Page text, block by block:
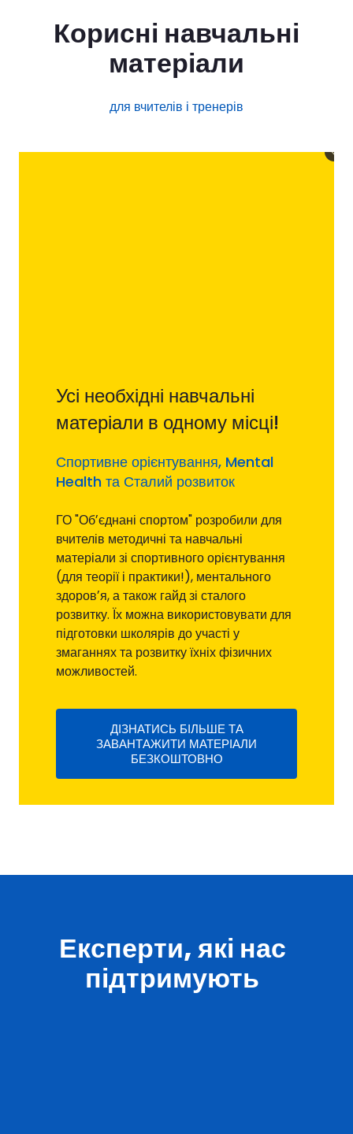
Корисні навчальні
матеріали
для вчителів і тренерів
Усі необхідні навчальні
матеріали в одному місці!
Спортивне орієнтування, Mental
Health та Сталий розвиток
ГО "Обʼєднані спортом" розробили для
вчителів методичні та навчальні
матеріали зі спортивного орієнтування
(для теорії і практики!), ментального
здоровʼя, а також гайд зі сталого
розвитку. Їх можна використовувати для
підготовки школярів до участі у
змаганнях та розвитку їхніх фізичних
можливостей.
ДІЗНАТИСЬ БІЛЬШЕ ТА
ЗАВАНТАЖИТИ МАТЕРІАЛИ
БЕЗКОШТОВНО
Експерти, які нас
підтримують